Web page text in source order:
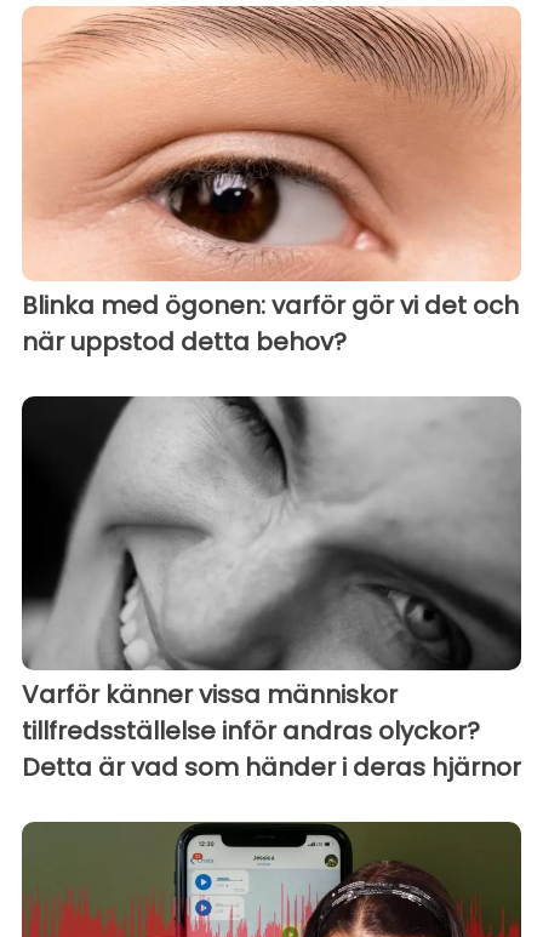
Blinka med ögonen: varför gör vi det och
när uppstod detta behov?
Varför känner vissa människor
tillfredsställelse inför andras olyckor?
Detta är vad som händer i deras hjärnor